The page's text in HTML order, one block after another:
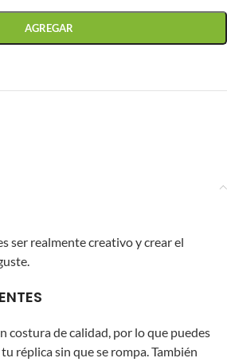
AGREGAR
ser realmente creativo y crear el
costura de calidad, por lo que puedes
réplica sin que se rompa. También